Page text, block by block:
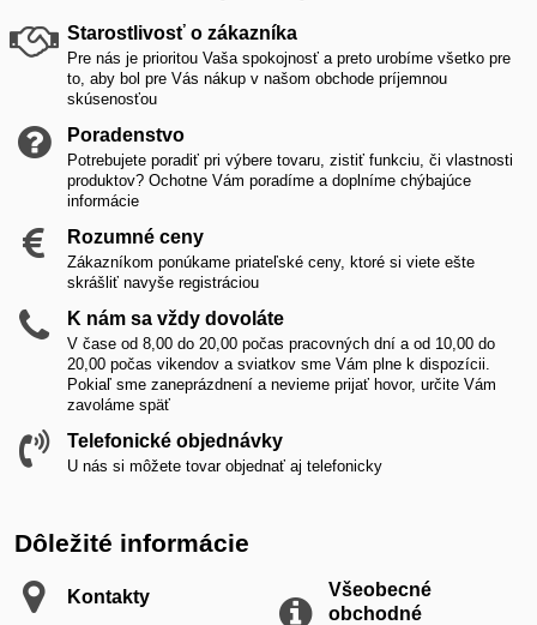
Starostlivosť o zákazníka
Pre nás je prioritou Vaša spokojnosť a preto urobíme všetko pre
to, aby bol pre Vás nákup v našom obchode príjemnou
skúsenosťou
Poradenstvo
Potrebujete poradiť pri výbere tovaru, zistiť funkciu, či vlastnosti
produktov? Ochotne Vám poradíme a doplníme chýbajúce
informácie
Rozumné ceny
Zákazníkom ponúkame priateľské ceny, ktoré si viete ešte
skrášliť navyše registráciou
K nám sa vždy dovoláte
V čase od 8,00 do 20,00 počas pracovných dní a od 10,00 do
20,00 počas vikendov a sviatkov sme Vám plne k dispozícii.
Pokiaľ sme zaneprázdnení a nevieme prijať hovor, určite Vám
zavoláme späť
Telefonické objednávky
U nás si môžete tovar objednať aj telefonicky
Dôležité informácie
Kontakty
Všeobecné
obchodné